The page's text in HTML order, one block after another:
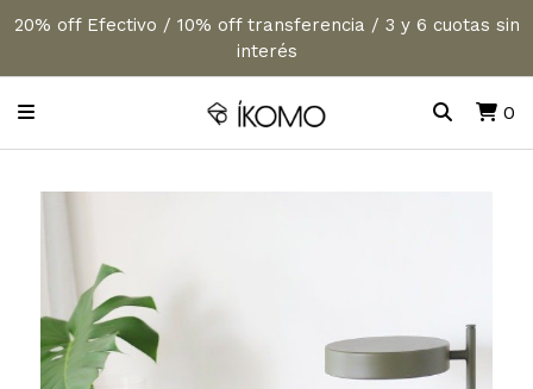
20% off Efectivo / 10% off transferencia / 3 y 6 cuotas sin
interés
0